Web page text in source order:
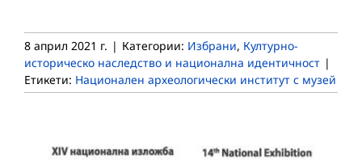
8 април 2021 г. | Категории: Избрани, Културно-
историческо наследство и национална идентичност |
Етикети: Национален археологически институт с музей